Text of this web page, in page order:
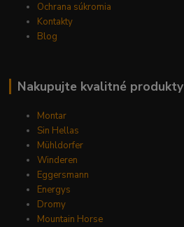
Ochrana súkromia
Kontakty
Blog
Nakupujte kvalitné produkty
Montar
Sin Hellas
Mühldorfer
Winderen
Eggersmann
Energys
Dromy
Mountain Horse